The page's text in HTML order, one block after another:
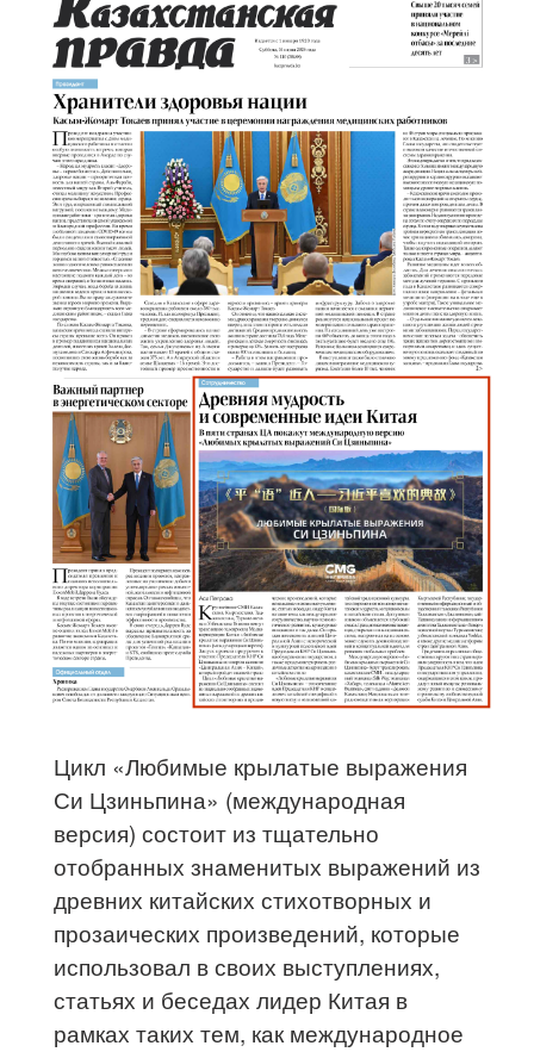
Цикл «Любимые крылатые выражения
Си Цзиньпина» (международная
версия) состоит из тщательно
отобранных знаменитых выражений из
древних китайских стихотворных и
прозаических произведений, которые
использовал в своих выступлениях,
статьях и беседах лидер Китая в
рамках таких тем, как международное